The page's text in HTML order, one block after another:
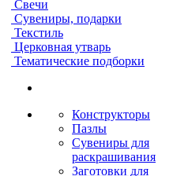
Свечи
Сувениры, подарки
Текстиль
Церковная утварь
Тематические подборки
Конструкторы
Пазлы
Сувениры для
раскрашивания
Заготовки для